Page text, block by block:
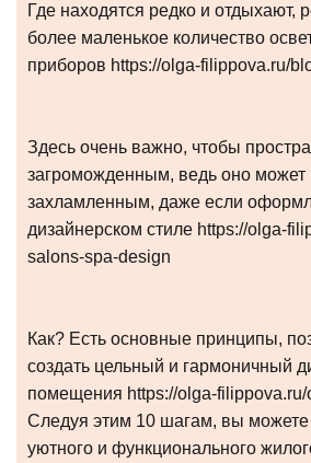
Где находятся редко и отдыхают,
более маленькое количество
приборов https://olga-filippova.ru/
Здесь очень важно, чтобы
загроможденным, ведь оно может
захламленным, даже если
дизайнерском стиле https://olga-
salons-spa-design
Как? Есть основные принципы,
создать цельный и гармоничный
помещения https://olga-filippova.ru/
Следуя этим 10 шагам, вы можете
уютного и функционального